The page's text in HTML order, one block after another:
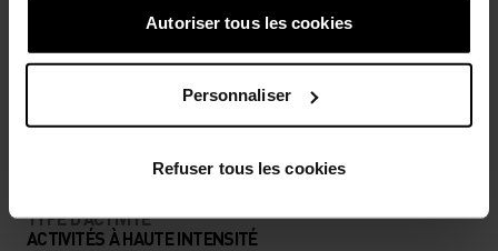
Autoriser tous les cookies
Personnaliser
Refuser tous les cookies
NIVEAU D'ACTIVITÉ
BAS MODÉRÉ ÉLEVÉ
TYPE D’ACTIVITÉ
ACTIVITÉS À HAUTE INTENSITÉ